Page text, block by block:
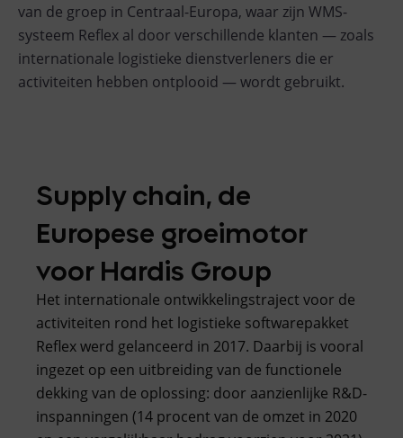
van de groep in Centraal-Europa, waar zijn WMS-
systeem Reflex al door verschillende klanten — zoals
internationale logistieke dienstverleners die er
activiteiten hebben ontplooid — wordt gebruikt.
Supply chain, de
Europese groeimotor
voor Hardis Group
Het internationale ontwikkelingstraject voor de
activiteiten rond het logistieke softwarepakket
Reflex werd gelanceerd in 2017. Daarbij is vooral
ingezet op een uitbreiding van de functionele
dekking van de oplossing: door aanzienlijke R&D-
inspanningen (14 procent van de omzet in 2020